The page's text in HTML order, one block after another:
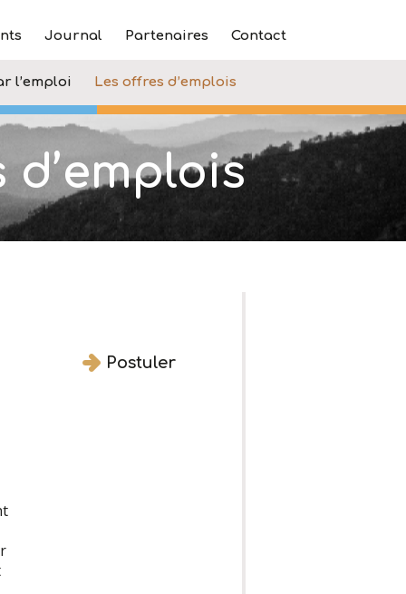
l’emploi Les offres d’emplois
Journal Partenaires Contact
Postuler